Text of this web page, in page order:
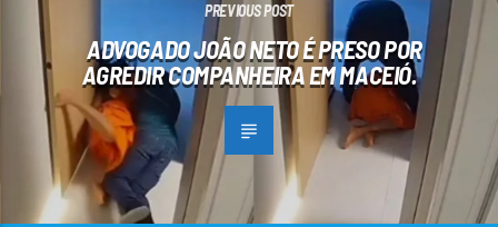
PREVIOUS POST
ADVOGADO JOÃO NETO É PRESO POR
AGREDIR COMPANHEIRA EM MACEIÓ.